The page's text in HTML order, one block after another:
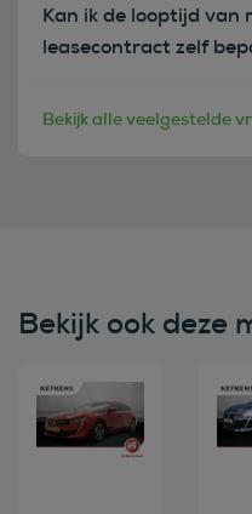
Kan ik de looptijd van
leasecontract zelf
Bekijk alle veelgestelde
Bekijk ook deze
Bekijk deze auto